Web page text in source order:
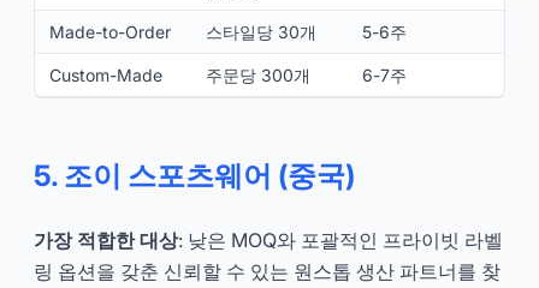
Made-to-Order 스타일당 30개 5-6주
Custom-Made 주문당 300개 6-7주
5. 조이 스포츠웨어 (중국)
가장 적합한 대상: 낮은 MOQ와 포괄적인 프라이빗 라벨
링 옵션을 갖춘 신뢰할 수 있는 원스톱 생산 파트너를 찾